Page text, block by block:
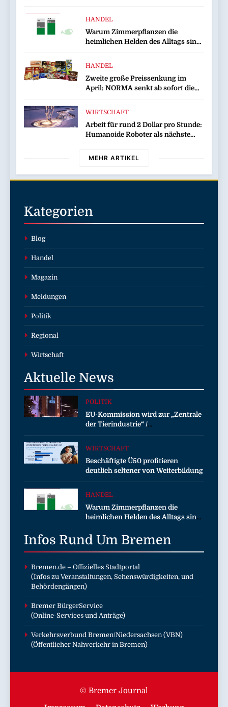
HANDEL
Warum Zimmerpflanzen die
heimlichen Helden des Alltags sind
Zimmerpflanzen
HANDEL
Zweite große Preissenkung im
April: NORMA senkt ab sofort die
EXCELSIOR süßer und herzhafter
Genuss
WIRTSCHAFT
Arbeit für rund 2 Dollar pro Stunde:
Humanoide Roboter als nächste
MEHR ARTIKEL
Kategorien
Blog
Handel
Magazin
Meldungen
Politik
Regional
Wirtschaft
Aktuelle News
POLITIK
EU-Kommission wird zur „Zentrale
der Tierindustrie“ /
Tierschutzorganisation Animal
Kommission zur Tierindustrie an
WIRTSCHAFT
Beschäftigte Ü50 profitieren
deutlich seltener von Weiterbildung
HANDEL
Warum Zimmerpflanzen die
heimlichen Helden des Alltags sind
mehr Kreativität – aktuelle toom-
Umfrage zeigt positive Effekte von
Infos Rund Um Bremen
Bremen.de – Offizielles Stadtportal
(Infos zu Veranstaltungen, Sehenswürdigkeiten, und
Behördengängen)
Bremer BürgerService
(Online-Services und Anträge)
Verkehrsverbund Bremen/Niedersachsen (VBN)
(Öffentlicher Nahverkehr in Bremen)
© Bremer Journal